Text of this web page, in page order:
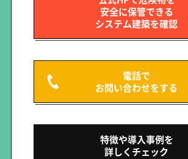
安全に保管できる
システム建築を確認
電話で
お問い合わせをする
特徴や導入事例を
詳しくチェック